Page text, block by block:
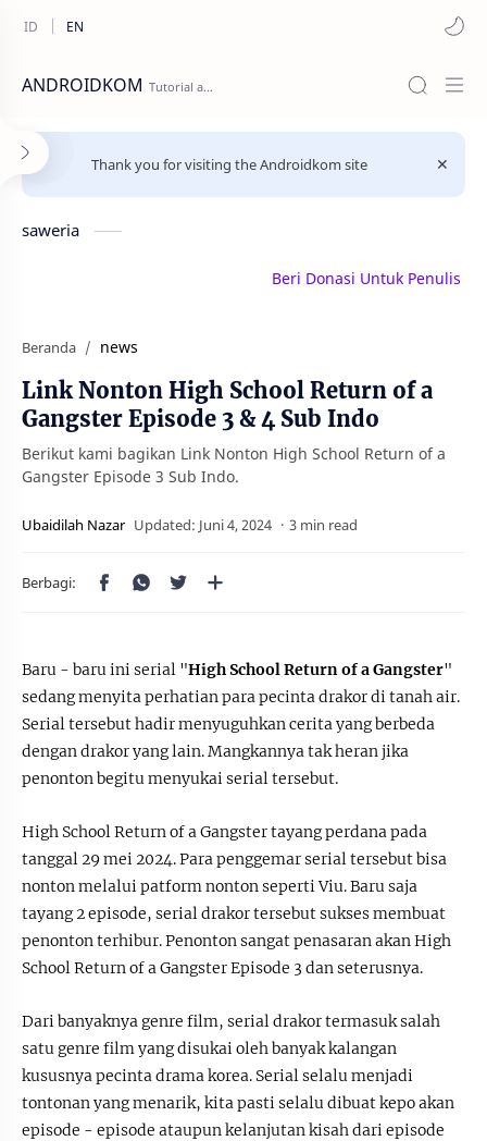
ANDROIDKOM
Thank you for visiting the Androidkom site
saweria
Beri Donasi Untuk Penulis |
Beranda news
Link Nonton High School Return of a
Gangster Episode 3 & 4 Sub Indo
Berikut kami bagikan Link Nonton High School Return of a
Gangster Episode 3 Sub Indo.
3 min read
Baru - baru ini serial "High School Return of a Gangster"
sedang menyita perhatian para pecinta drakor di tanah air.
Serial tersebut hadir menyuguhkan cerita yang berbeda
dengan drakor yang lain. Mangkannya tak heran jika
penonton begitu menyukai serial tersebut.
High School Return of a Gangster tayang perdana pada
tanggal 29 mei 2024. Para penggemar serial tersebut bisa
nonton melalui patform nonton seperti Viu. Baru saja
tayang 2 episode, serial drakor tersebut sukses membuat
penonton terhibur. Penonton sangat penasaran akan High
School Return of a Gangster Episode 3 dan seterusnya.
Dari banyaknya genre film, serial drakor termasuk salah
satu genre film yang disukai oleh banyak kalangan
kususnya pecinta drama korea. Serial selalu menjadi
tontonan yang menarik, kita pasti selalu dibuat kepo akan
episode - episode ataupun kelanjutan kisah dari episode